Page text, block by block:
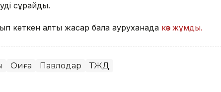
сұрайды.
кеткен алты жасар бала ауруханада көз жұмды.
Оқиға Павлодар ТЖД